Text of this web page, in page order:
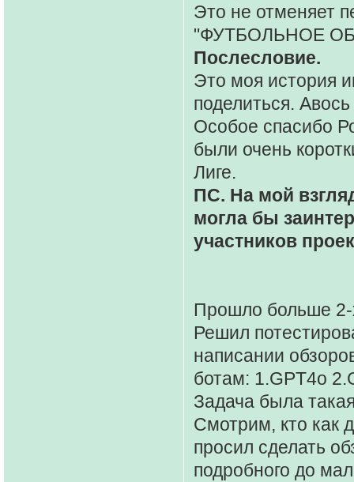
Это не отменяет
"ФУТБОЛЬНОЕ
Послесловие.
Это моя история
поделиться.
Особое спасибо
были очень
Лиге.
ПС. На мой
могла бы
участников
Прошло больше 2-
Решил
написании
ботам: 1.GPT4o
Задача была
Смотрим, кто как
просил сделать
подробного до